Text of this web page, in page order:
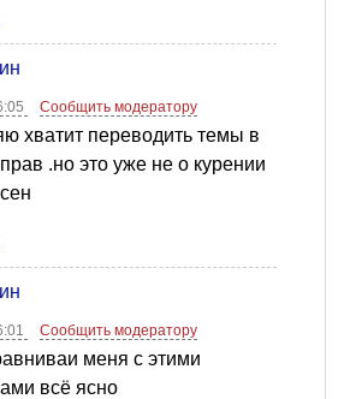
Сообщить модератору
хватит переводить темы в
.но это уже не о курении
Сообщить модератору
меня с этими
всё ясно